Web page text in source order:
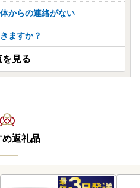
からの連絡がない
ますか？
見る
め返礼品